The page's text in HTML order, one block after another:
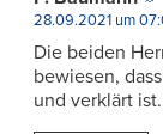
28.09.2021 um
Die beiden
bewiesen,
und verklärt ist.